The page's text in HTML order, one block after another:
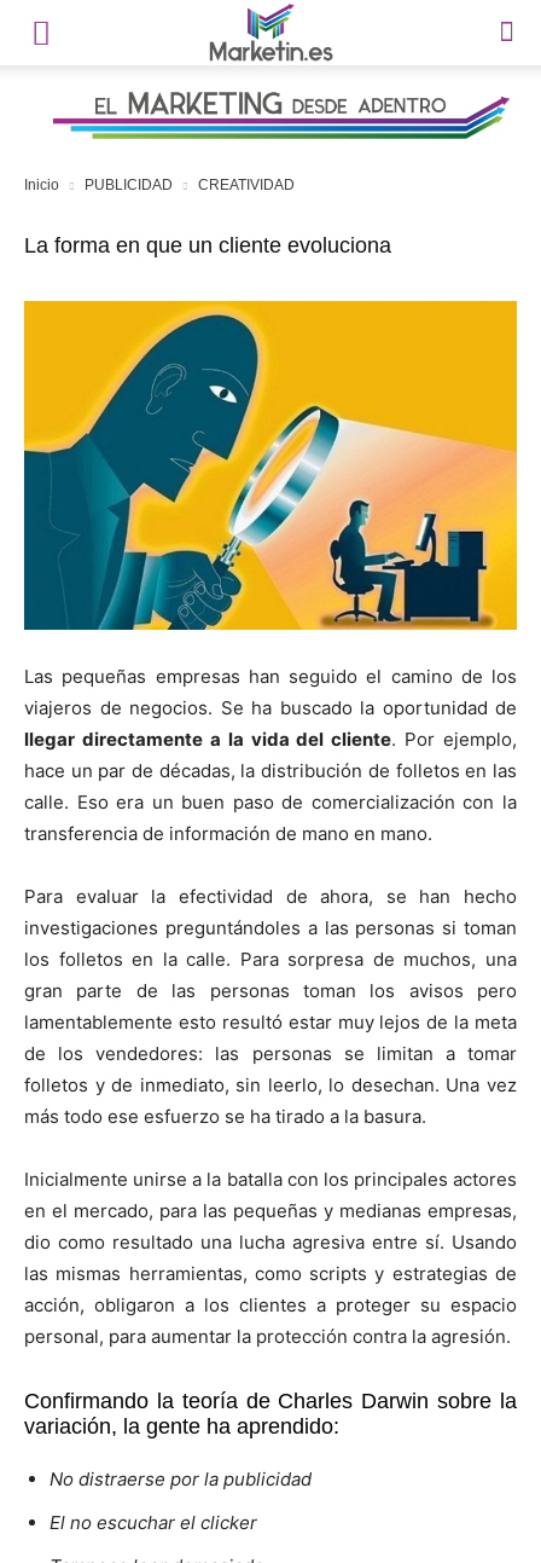
Inicio PUBLICIDAD CREATIVIDAD
La forma en que un cliente evoluciona
Las pequeñas empresas han seguido el camino de los
viajeros de negocios. Se ha buscado la oportunidad de
llegar directamente a la vida del cliente. Por ejemplo,
hace un par de décadas, la distribución de folletos en las
calle. Eso era un buen paso de comercialización con la
transferencia de información de mano en mano.
Para evaluar la efectividad de ahora, se han hecho
investigaciones preguntándoles a las personas si toman
los folletos en la calle. Para sorpresa de muchos, una
gran parte de las personas toman los avisos pero
lamentablemente esto resultó estar muy lejos de la meta
de los vendedores: las personas se limitan a tomar
folletos y de inmediato, sin leerlo, lo desechan. Una vez
más todo ese esfuerzo se ha tirado a la basura.
Inicialmente unirse a la batalla con los principales actores
en el mercado, para las pequeñas y medianas empresas,
dio como resultado una lucha agresiva entre sí. Usando
las mismas herramientas, como scripts y estrategias de
acción, obligaron a los clientes a proteger su espacio
personal, para aumentar la protección contra la agresión.
Confirmando la teoría de Charles Darwin sobre la
variación, la gente ha aprendido:
No distraerse por la publicidad
El no escuchar el clicker